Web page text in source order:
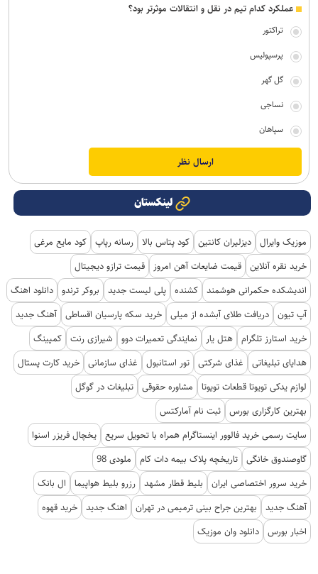
عملکرد کدام تیم در نقل و انتقالات موثرتر بود؟
تراکتور
پرسپولیس
گل گهر
نساجی
سپاهان
لینکستان
موزیک وایرال دیزلیران کانتین کود پتاس بالا رسانه رپاپ کود مایع مرغی
خرید نقره آنلاین قیمت ضایعات آهن امروز
قیمت ترازو دیجیتال
اندیشکده حکمرانی هوشمند کشنده پلی لیست جدید بروکر ترندو دانلود اهنگ
آپ تیون دریافت طلای آبشده از میلی خرید سکه پارسیان اقساطی آهنگ جدید
خرید استارز تلگرام هتل یار نمایندگی تعمیرات دوو شیرازی رنت کمپینگ
هدایای تبلیغاتی
غذای شرکتی تور استانبول غذای سازمانی خرید کارت پستال
لوازم یدکی تویوتا قطعات تویوتا
مشاوره حقوقی تبلیغات در گوگل
بهترین کارگزاری بورس ثبت نام آمارکتس
سایت رسمی خرید فالوور اینستاگرام همراه با تحویل سریع یخچال فریزر اسنوا
گاوصندوق خانگی تاریخچه پلاک بیمه دات کام
ملودی 98
خرید سرور اختصاصی ایران
بلیط قطار مشهد رزرو بلیط هواپیما
ال بانک
آهنگ جدید
بهترین جراح بینی ترمیمی در تهران اهنگ جدید خرید قهوه
اخبار بورس دانلود وان موزیک